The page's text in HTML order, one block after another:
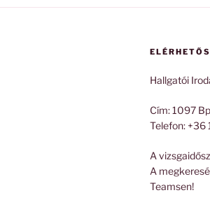
Hallgatói
Cím: 1097
Telefon: +36
A
A
Teamsen!